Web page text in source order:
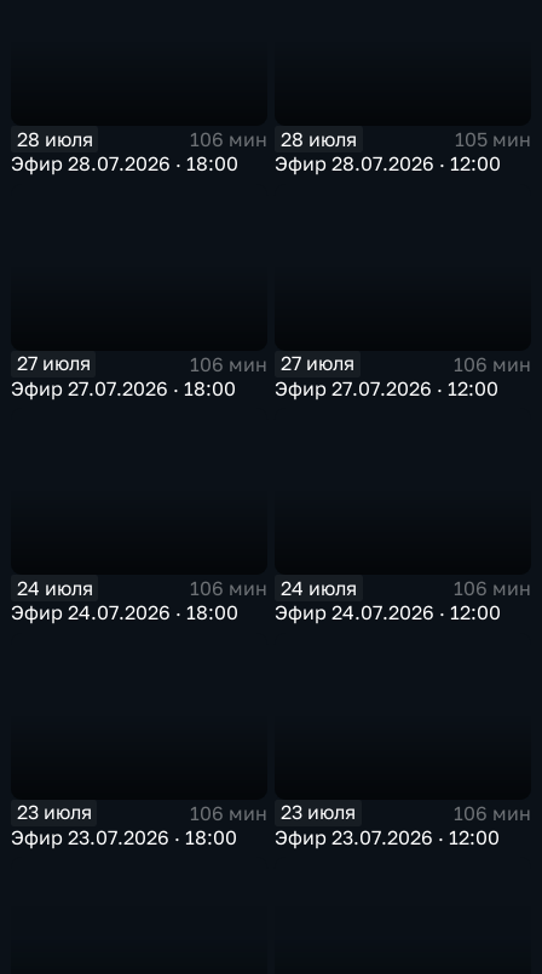
28 июля
106 мин
Эфир 28.07.2026 · 18:00
28 июля
105 мин
Эфир 28.07.2026 · 12:00
27 июля
106 мин
Эфир 27.07.2026 · 18:00
27 июля
106 мин
Эфир 27.07.2026 · 12:00
24 июля
106 мин
Эфир 24.07.2026 · 18:00
24 июля
106 мин
Эфир 24.07.2026 · 12:00
23 июля
106 мин
Эфир 23.07.2026 · 18:00
23 июля
106 мин
Эфир 23.07.2026 · 12:00